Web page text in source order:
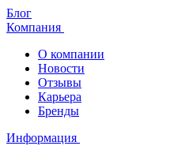
Блог
Компания
О компании
Новости
Отзывы
Карьера
Бренды
Информация